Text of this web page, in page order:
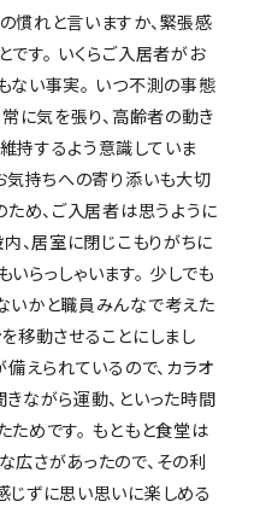
慣れと言いますか、緊張感
す。 いくらご入居者がお
ない事実。 いつ不測の事態
に気を張り、高齢者の動き
持するよう意識していま
気持ちへの寄り添いも大切
ため、ご入居者は思うように
、居室に閉じこもりがちに
らっしゃいます。 少しでも
いかと職員みんなで考えた
移動させることにしまし
えられているので、カラオ
ながら運動、といった時間
ためです。 もともと食堂は
さがあったので、その利
じずに思い思いに楽しめる